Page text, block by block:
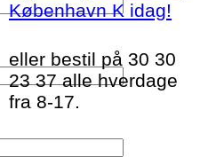
København K idag!
eller bestil på 30 30
23 37 alle hverdage
fra 8-17.